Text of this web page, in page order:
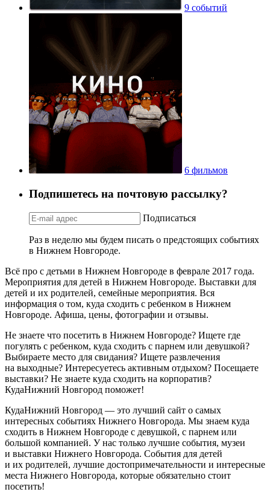
9 событий
6 фильмов
Подпишетесь на почтовую рассылку?
Подписаться
Раз в неделю мы будем писать о предстоящих событиях
в Нижнем Новгороде.
Всё про с детьми в Нижнем Новгороде в феврале 2017 года.
Мероприятия для детей в Нижнем Новгороде. Выставки для
детей и их родителей, семейные мероприятия. Вся
информация о том, куда сходить с ребенком в Нижнем
Новгороде. Афиша, цены, фотографии и отзывы.
Не знаете что посетить в Нижнем Новгороде? Ищете где
погулять с ребенком, куда сходить с парнем или девушкой?
Выбираете место для свидания? Ищете развлечения
на выходные? Интересуетесь активным отдыхом? Посещаете
выставки? Не знаете куда сходить на корпоратив?
КудаНижний Новгород поможет!
КудаНижний Новгород — это лучший сайт о самых
интересных событиях Нижнего Новгорода. Мы знаем куда
сходить в Нижнем Новгороде с девушкой, с парнем или
большой компанией. У нас только лучшие события, музеи
и выставки Нижнего Новгорода. События для детей
и их родителей, лучшие достопримечательности и интересные
места Нижнего Новгорода, которые обязательно стоит
посетить!